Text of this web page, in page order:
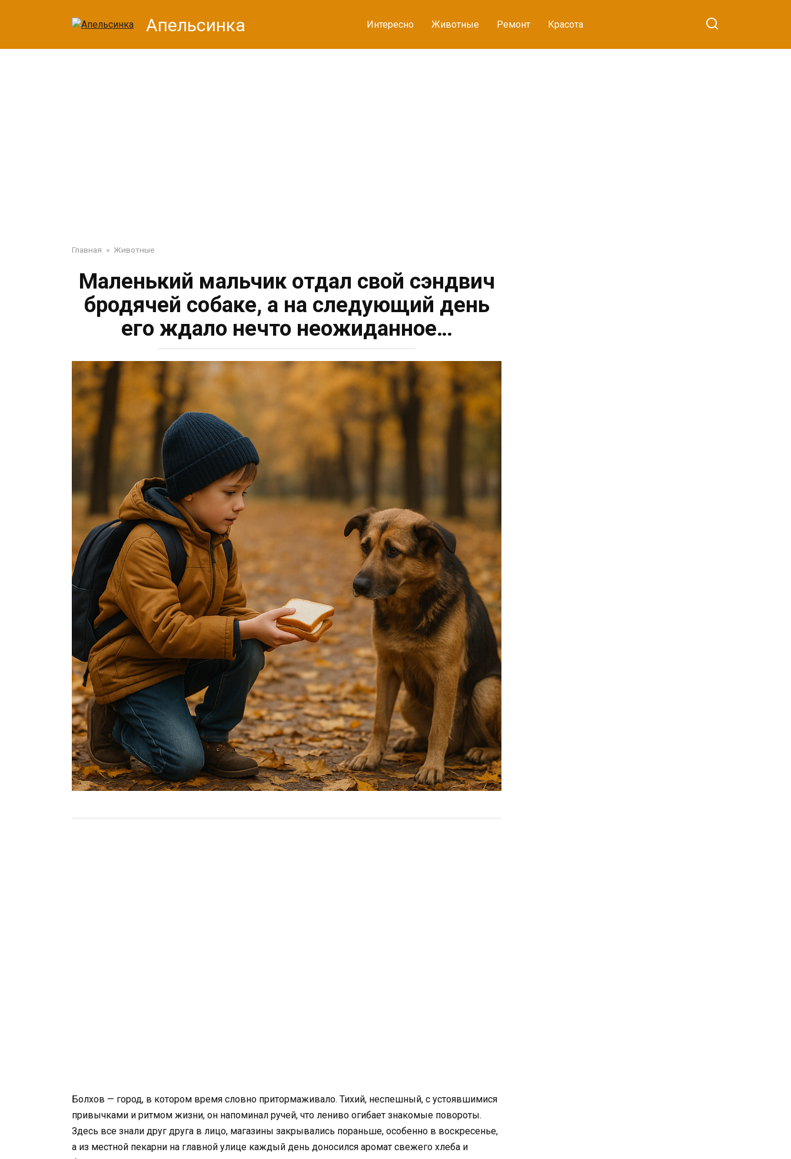
Апельсинка Интересно Животные Ремонт Красота
Главная » Животные
Маленький мальчик отдал свой сэндвич
бродячей собаке, а на следующий день
его ждaло нeчто нeoжиданное…
Болхов — город, в котором время словно притормаживало. Тихий, неспешный, с устоявшимися
привычками и ритмом жизни, он напоминал ручей, что лениво огибает знакомые повороты.
Здесь все знали друг друга в лицо, магазины закрывались пораньше, особенно в воскресенье,
а из местной пекарни на главной улице каждый день доносился аромат свежего хлеба и